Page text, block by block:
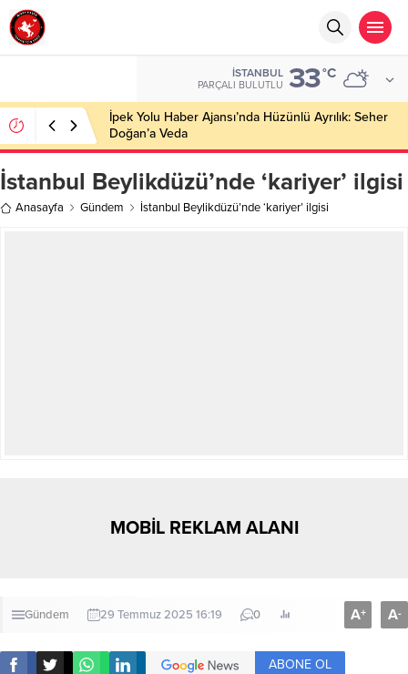
İSTANBUL
PARÇALI BULUTLU 33°C
İpek Yolu Haber Ajansı’nda Hüzünlü Ayrılık: Seher
Doğan’a Veda
İstanbul Beylikdüzü’nde ‘kariyer’ ilgisi
Anasayfa Gündem İstanbul Beylikdüzü’nde ‘kariyer’ ilgisi
MOBİL REKLAM ALANI
Gündem 29 Temmuz 2025 16:19 0 A+ A-
ABONE OL